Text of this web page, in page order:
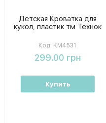
Детская Кроватка для
кукол, пластик тм Технок
Код: KM4531
299.00 грн
Купить